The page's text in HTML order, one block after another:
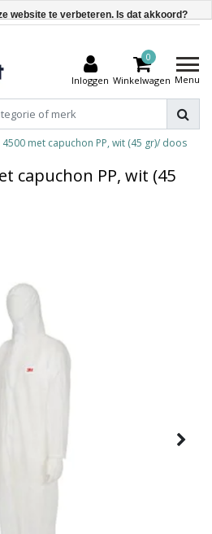
Inloggen
0
Winkelwagen Menu
met capuchon PP, wit (45 gr)/ doos
capuchon PP, wit (45
website te verbeteren. Is dat akkoord?